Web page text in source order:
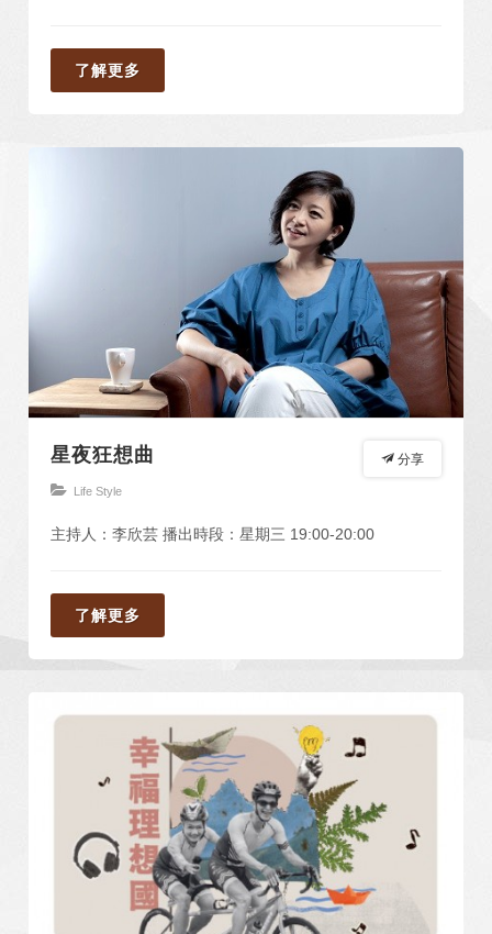
了解更多
分享
星夜狂想曲
Life Style
主持人：李欣芸 播出時段：星期三 19:00-20:00
了解更多